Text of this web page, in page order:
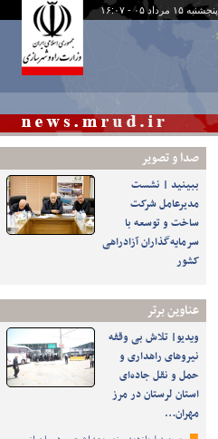
پنجشنبه ۱۵ مرداد ۰۵ - ۱۶:۰۷
صدا و تصوير
ببینید | نشست
مدیرعامل شرکت
ساخت و توسعه با
سرمایه‌گذاران آزادراهی
کشور
عناوین برتر
ویدیو| تلاش بی وقفه
نیروهای راهداری و
حمل و نقل جاده‌ای
استان لرستان در مرز
مهران…